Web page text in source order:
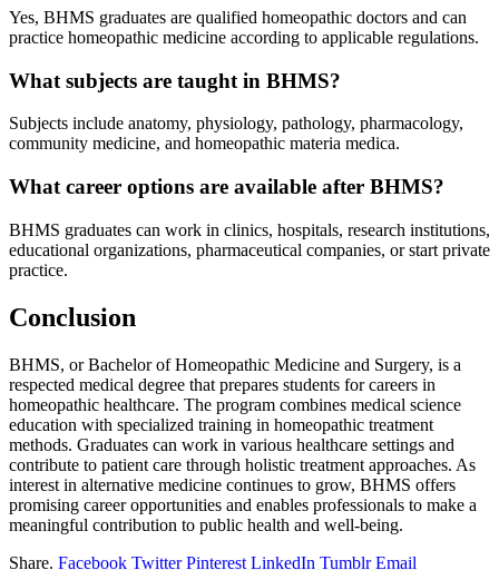
Yes, BHMS graduates are qualified homeopathic doctors and can
practice homeopathic medicine according to applicable regulations.
What subjects are taught in BHMS?
Subjects include anatomy, physiology, pathology, pharmacology,
community medicine, and homeopathic materia medica.
What career options are available after BHMS?
BHMS graduates can work in clinics, hospitals, research institutions,
educational organizations, pharmaceutical companies, or start private
practice.
Conclusion
BHMS, or Bachelor of Homeopathic Medicine and Surgery, is a
respected medical degree that prepares students for careers in
homeopathic healthcare. The program combines medical science
education with specialized training in homeopathic treatment
methods. Graduates can work in various healthcare settings and
contribute to patient care through holistic treatment approaches. As
interest in alternative medicine continues to grow, BHMS offers
promising career opportunities and enables professionals to make a
meaningful contribution to public health and well-being.
Share. Facebook Twitter Pinterest LinkedIn Tumblr Email